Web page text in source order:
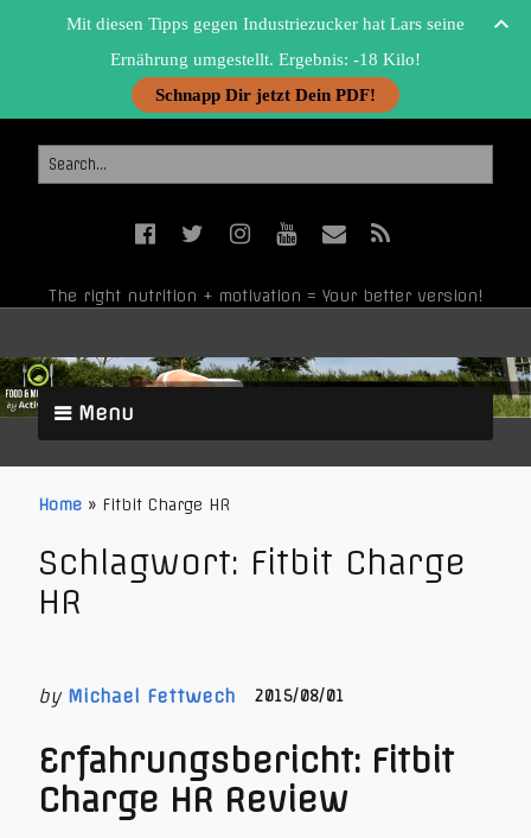
The right nutrition + motivation = Your better version!
Menu
Home » Fitbit Charge HR
Schlagwort: Fitbit Charge
HR
by Michael Fettwech 2015/08/01
Erfahrungsbericht: Fitbit
Charge HR Review
Mit diesen Tipps gegen Industriezucker hat Lars seine
Ernährung umgestellt. Ergebnis: -18 Kilo!
Schnapp Dir jetzt Dein PDF!